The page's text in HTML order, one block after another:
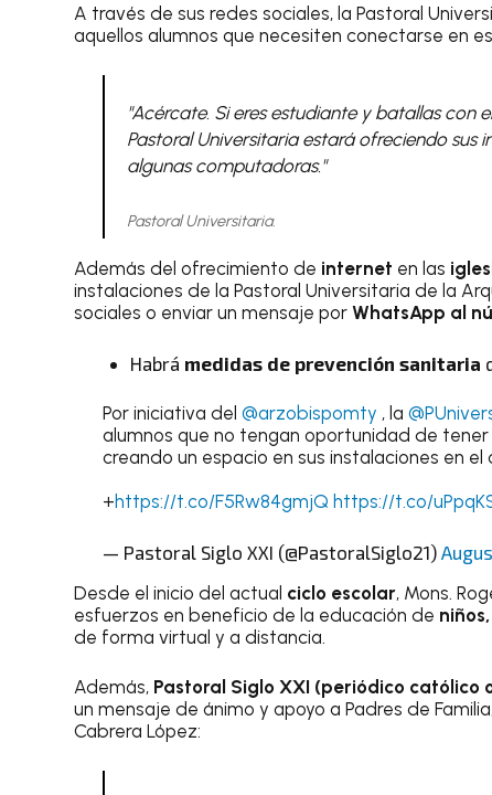
A través de sus redes sociales, la Pastoral
aquellos alumnos que necesiten conectarse en
"Acércate. Si eres estudiante y batallas
Pastoral Universitaria estará ofreciendo
algunas computadoras."
Pastoral Universitaria.
Además del ofrecimiento de internet en las
instalaciones de la Pastoral Universitaria de la
sociales o enviar un mensaje por WhatsApp al
Habrá medidas de prevención sanitaria
Por iniciativa del @arzobispomty , la
alumnos que no tengan oportunidad de
creando un espacio en sus instalaciones en
+https://t.co/F5Rw84gmjQ https://t.co/
— Pastoral Siglo XXI (@PastoralSiglo21)
Desde el inicio del actual ciclo escolar, Mons.
esfuerzos en beneficio de la educación de
de forma virtual y a distancia.
Además, Pastoral Siglo XXI (periódico
un mensaje de ánimo y apoyo a Padres de
Cabrera López: